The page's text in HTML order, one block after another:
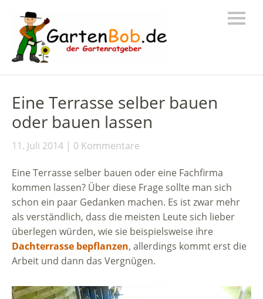
Eine Terrasse selber bauen
oder bauen lassen
11. Juli 2014 0 Kommentare
Eine Terrasse selber bauen oder eine Fachfirma
kommen lassen? Über diese Frage sollte man sich
schon ein paar Gedanken machen. Es ist zwar mehr
als verständlich, dass die meisten Leute sich lieber
überlegen würden, wie sie beispielsweise ihre
Dachterrasse bepflanzen, allerdings kommt erst die
Arbeit und dann das Vergnügen.